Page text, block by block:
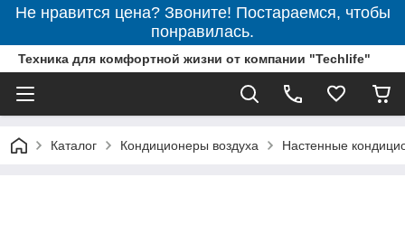
Не нравится цена? Звоните! Постараемся, чтобы
понравилась.
Техника для комфортной жизни от компании "Techlife"
Каталог Кондиционеры воздуха Настенные